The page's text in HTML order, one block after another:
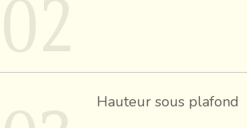
Hauteur sous plafond